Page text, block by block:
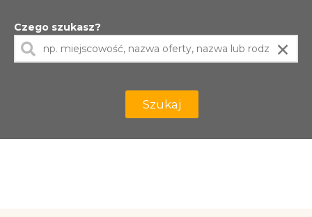
Czego szukasz?
×
Szukaj